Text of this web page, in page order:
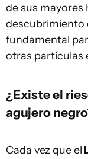
de sus mayores
descubrimiento
fundamental
otras partículas
¿Existe el
agujero
Cada vez que el